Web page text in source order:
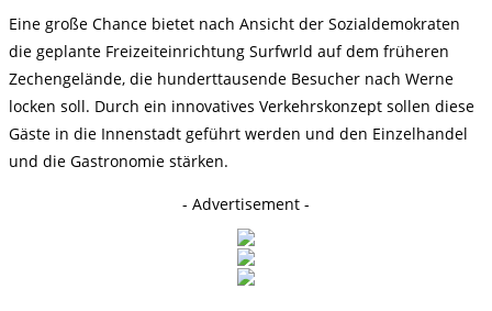
Eine große Chance bietet nach Ansicht der Sozialdemokraten
die geplante Freizeiteinrichtung Surfwrld auf dem früheren
Zechengelände, die hunderttausende Besucher nach Werne
locken soll. Durch ein innovatives Verkehrskonzept sollen diese
Gäste in die Innenstadt geführt werden und den Einzelhandel
und die Gastronomie stärken.
- Advertisement -